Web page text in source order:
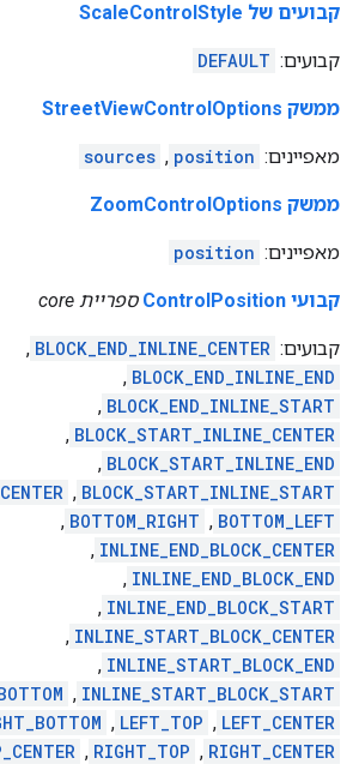
קבועים של ScaleControlStyle
קבועים: DEFAULT
ממשק StreetViewControlOptions
מאפיינים: position
,
sources
ממשק ZoomControlOptions
מאפיינים: position
קבועי ControlPosition ספריית core
קבועים: BLOCK_END_INLINE_CENTER
,
BLOCK_END_INLINE_END
,
BLOCK_END_INLINE_START
,
BLOCK_START_INLINE_CENTER
,
BLOCK_START_INLINE_END
,
BLOCK_START_INLINE_START
,
BOTTOM_LEFT
,
BOTTOM_RIGHT
,
INLINE_END_BLOCK_CENTER
,
INLINE_END_BLOCK_END
,
INLINE_END_BLOCK_START
,
INLINE_START_BLOCK_CENTER
,
INLINE_START_BLOCK_END
,
INLINE_START_BLOCK_START
,
LEFT_CENTER
,
LEFT_TOP
,
RIGHT_CENTER
,
RIGHT_TOP
,